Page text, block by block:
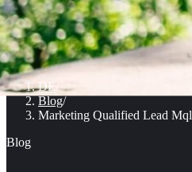
DE/
Blog/
Marketing Qualified Lead Mql
Blog